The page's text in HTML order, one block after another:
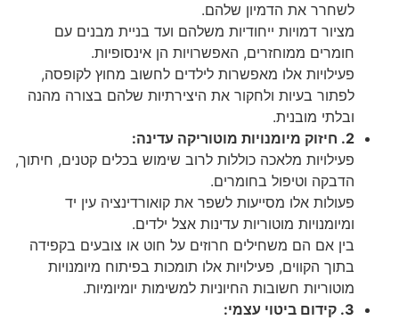
לשחרר את הדמיון שלהם.
מציור דמויות ייחודיות משלהם ועד בניית מבנים עם
חומרים ממוחזרים, האפשרויות הן אינסופיות.
פעילויות אלו מאפשרות לילדים לחשוב מחוץ לקופסה,
לפתור בעיות ולחקור את היצירתיות שלהם בצורה מהנה
ובלתי מובנית.
2. חיזוק מיומנויות מוטוריקה עדינה:
פעילויות מלאכה כוללות לרוב שימוש בכלים קטנים, חיתוך,
הדבקה וטיפול בחומרים.
פעולות אלו מסייעות לשפר את קואורדינציה עין יד
ומיומנויות מוטוריות עדינות אצל ילדים.
בין אם הם משחילים חרוזים על חוט או צובעים בקפידה
בתוך הקווים, פעילויות אלו תומכות בפיתוח מיומנויות
מוטוריות חשובות החיוניות למשימות יומיומיות.
3. קידום ביטוי עצמי: